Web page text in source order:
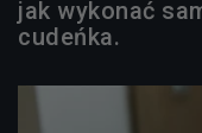
jak wykonać
cudeńka.